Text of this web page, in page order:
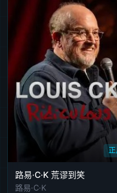
正
路易·C·K 荒谬到笑
路易·C·K